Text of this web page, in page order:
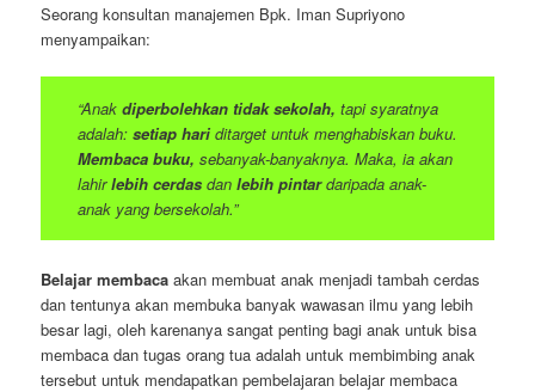
Seorang konsultan manajemen Bpk. Iman Supriyono
menyampaikan:
“Anakdiperbolehkan tidak sekolah, tapi syaratnya
adalah: setiap hari ditarget untuk menghabiskan buku.
Membaca buku, sebanyak-banyaknya. Maka, ia akan
lahirlebih cerdasdan lebih pintardaripada anak-
anak yang bersekolah.”
Belajar membaca akan membuat anak menjadi tambah cerdas
dan tentunya akan membuka banyak wawasan ilmu yang lebih
besar lagi, oleh karenanya sangat penting bagi anak untuk bisa
membaca dan tugas orang tua adalah untuk membimbing anak
tersebut untuk mendapatkan pembelajaran belajar membaca